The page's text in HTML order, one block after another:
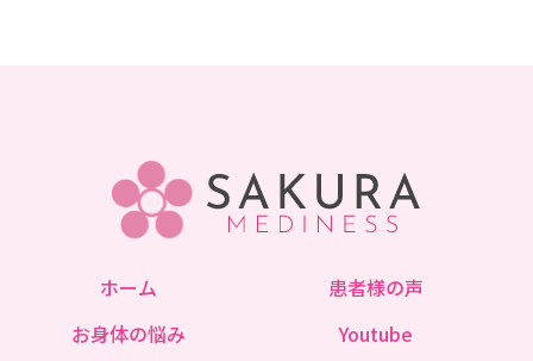
ホーム
お身体の悩み
患者様の声
Youtube